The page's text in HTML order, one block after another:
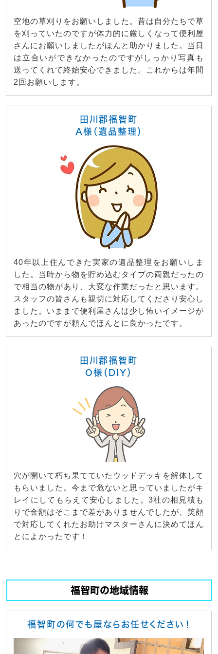
空地の草刈りをお願いしました。昔は自分たちで草
を刈っていたのですが体力的に厳しくなって便利屋
さんにお願いしましたがほんと助かりました。当日
は立合いができなかったのですがしっかり写真も
送ってくれて終始安心できました。これからは年間
2回お願いします。
田川郡福智町
A様（遺品整理）
40年以上住んできた実家の遺品整理をお願いしま
した。当時から物を貯め込むタイプの両親だったの
で相当の物があり、大変な作業だったと思います。
スタッフの皆さんも親切に対応してくださり安心し
ました。いままで便利屋さんは少し怖いイメージが
あったのですが頼んでほんとに良かったです。
田川郡福智町
O様（DIY）
穴が開いて朽ち果てていたウッドデッキを解体して
もらいました。今まで危ないと思っていましたがキ
レイにしてもらえて安心しました。3社の相見積も
りで金額はそこまで差がありませんでしたが、笑顔
で対応してくれたお助けマスターさんに決めてほん
とによかったです！
福智町の地域情報
福智町の何でも屋ならお任せください！